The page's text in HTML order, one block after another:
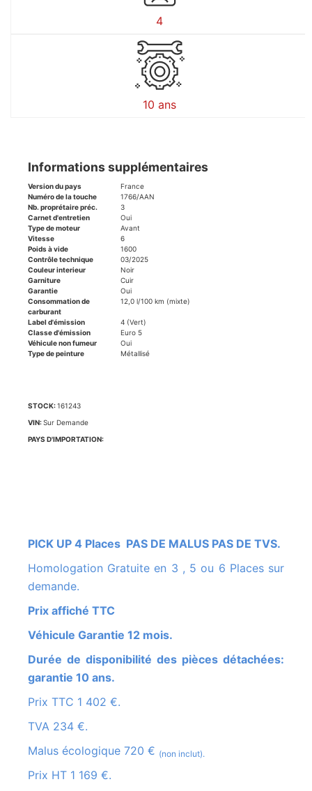
4
10 ans
Informations supplémentaires
Version du pays
France
Numéro de la touche
1766/AAN
Nb. proprétaire préc.
3
Carnet d'entretien
Oui
Type de moteur
Avant
Vitesse
6
Poids à vide
1600
Contrôle technique
03/2025
Couleur interieur
Noir
Garniture
Cuir
Garantie
Oui
Consommation de
carburant
12,0 l/100 km (mixte)
Label d'émission
4 (Vert)
Classe d'émission
Euro 5
Véhicule non fumeur
Oui
Type de peinture
Métallisé
STOCK:161243
VIN:Sur Demande
PAYS D'IMPORTATION:
PICK UP 4 Places PAS DE MALUS PAS DE TVS.
Homologation Gratuite en 3 , 5 ou 6 Places sur
demande.
Prix affiché TTC
Véhicule Garantie 12 mois.
Durée de disponibilité des pièces détachées:
garantie 10 ans.
Prix TTC 1 402 €.
TVA 234 €.
Malus écologique 720 € (non inclut).
Prix HT 1 169 €.